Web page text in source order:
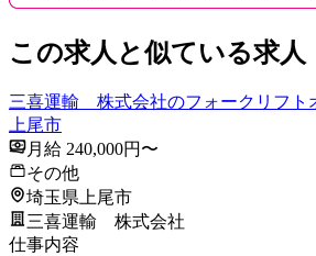
この求人と似ている求人
三喜運輸 株式会社のフォークリフト
上尾市
月給 240,000円〜
その他
埼玉県上尾市
三喜運輸 株式会社
仕事内容